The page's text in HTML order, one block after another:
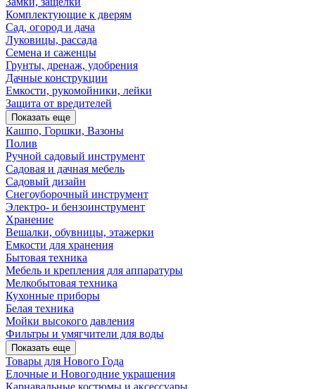
Комплектующие к дверям
Сад, огород и дача
Луковицы, рассада
Семена и саженцы
Грунты, дренаж, удобрения
Дачные конструкции
Емкости, рукомойники, лейки
Защита от вредителей
Показать еще
Кашпо, Горшки, Вазоны
Полив
Ручной садовый инструмент
Садовая и дачная мебель
Садовый дизайн
Снегоуборочный инструмент
Электро- и бензоинструмент
Хранение
Вешалки, обувницы, этажерки
Емкости для хранения
Бытовая техника
Мебель и крепления для аппаратуры
Мелкобытовая техника
Кухонные приборы
Белая техника
Мойки высокого давления
Фильтры и умягчители для воды
Показать еще
Товары для Нового Года
Елочные и Новогодние украшения
Карнавальные костюмы и аксессуары